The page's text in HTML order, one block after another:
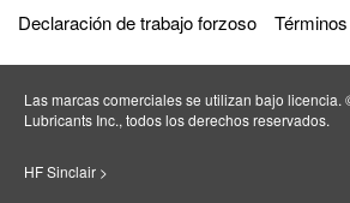
Declaración de trabajo forzoso
Las marcas comerciales se utilizan bajo licencia.
Lubricants Inc., todos los derechos reservados.
HF Sinclair >